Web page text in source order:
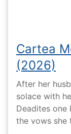
Cartea
(2026)
After her
solace with
Deadites one
the vows she